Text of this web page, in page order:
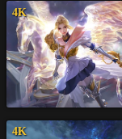
4K
4K